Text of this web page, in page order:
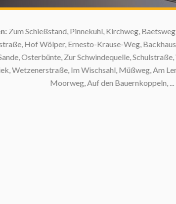
Schießstand, Pinnekuhl, Kirchweg, Baetsweg,
Hof Wölper, Ernesto-Krause-Weg,
Osterbünte, Zur Schwindequelle, Schulstraße,
Im Wischsahl, Müßweg, Am
Moorweg, Auf den Bauernkoppeln, ...